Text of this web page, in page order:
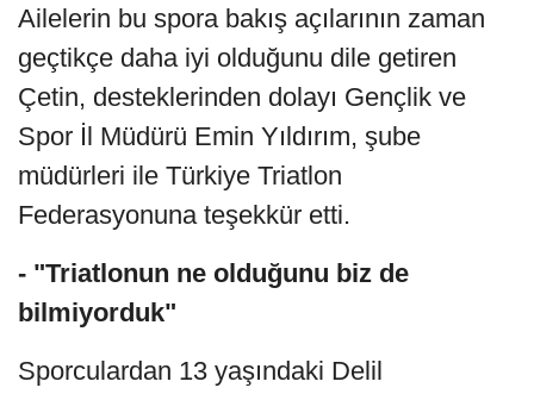
Ailelerin bu spora bakış açılarının zaman
geçtikçe daha iyi olduğunu dile getiren
Çetin, desteklerinden dolayı Gençlik ve
Spor İl Müdürü Emin Yıldırım, şube
müdürleri ile Türkiye Triatlon
Federasyonuna teşekkür etti.
- "Triatlonun ne olduğunu biz de
bilmiyorduk"
Sporculardan 13 yaşındaki Delil